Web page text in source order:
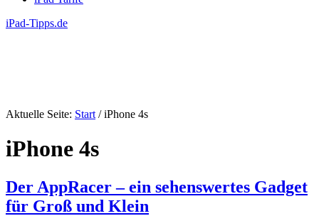
iPad-Tipps.de
Aktuelle Seite: Start /iPhone 4s
iPhone 4s
Der AppRacer – ein sehenswertes Gadget
für Groß und Klein